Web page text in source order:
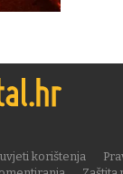
korištenja